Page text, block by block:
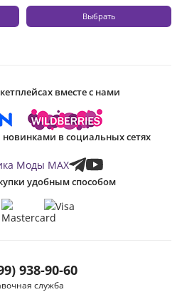
Выбрать
938-90-60
служба
вместе с нами
в социальных сетях
удобным способом